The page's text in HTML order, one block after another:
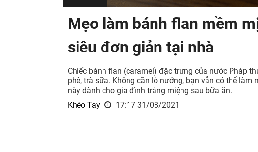
Mẹo làm bánh flan mềm
siêu đơn giản tại nhà
Chiếc bánh flan (caramel) đặc trưng của nước Pháp
phê, trà sữa. Không cần lò nướng, bạn vẫn có thể
này dành cho gia đình tráng miệng sau bữa ăn.
Khéo Tay
17:17 31/08/2021